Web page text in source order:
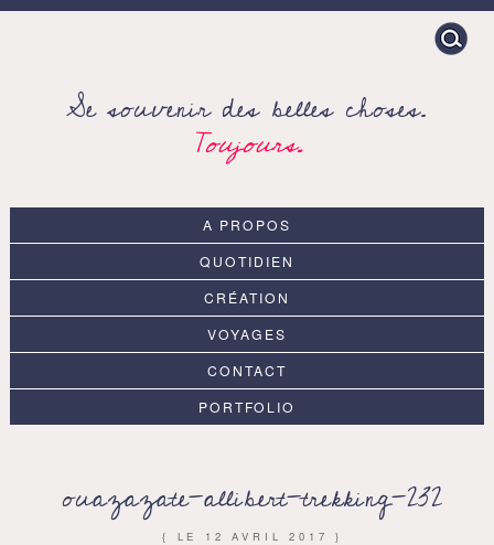
Search
for:
Se souvenir des belles choses.
Toujours.
A PROPOS
QUOTIDIEN
CRÉATION
VOYAGES
CONTACT
PORTFOLIO
ouazazate-allibert-trekking-232
{ LE 12 AVRIL 2017 }